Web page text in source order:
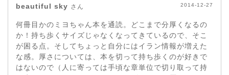
beautiful sky さん 2014-12-27
何冊目かのミヨちゃん本を通読。どこまで分厚くなるの
か！持ち歩くサイズじゃなくなってきているので、そこ
が困る点。そしてちょっと自分にはイラン情報が増えた
な感。厚さについては、本を切って持ち歩くのが好きで
はないので（人に寄っては手頃な章単位で切り取って持